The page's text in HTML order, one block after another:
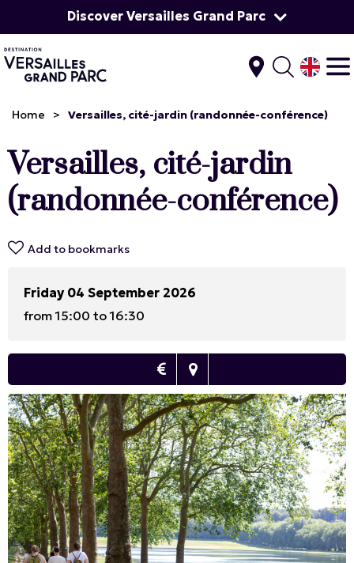
Discover Versailles Grand Parc
Home > Versailles, cité-jardin (randonnée-conférence)
Versailles, cité-jardin
(randonnée-conférence)
Add to bookmarks
Friday 04 September 2026
from 15:00 to 16:30